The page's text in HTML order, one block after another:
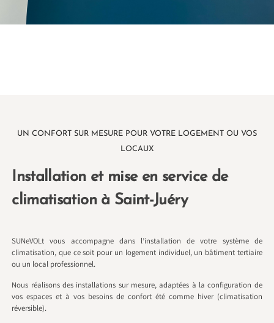
UN CONFORT SUR MESURE POUR VOTRE LOGEMENT OU VOS
LOCAUX
Installation et mise en service de
climatisation à Saint-Juéry
SUNeVOLt vous accompagne dans l’installation de votre système de
climatisation, que ce soit pour un logement individuel, un bâtiment tertiaire
ou un local professionnel.
Nous réalisons des installations sur mesure, adaptées à la configuration de
vos espaces et à vos besoins de confort été comme hiver (climatisation
réversible).